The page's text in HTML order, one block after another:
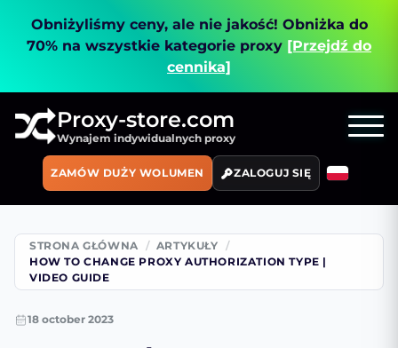
Obniżyliśmy ceny, ale nie jakość! Obniżka do
70% na wszystkie kategorie proxy [Przejdź do
cennika]
Proxy-store.com
Wynajem indywidualnych proxy
ZAMÓW DUŻY WOLUMEN ZALOGUJ SIĘ
STRONA GŁÓWNA
ARTYKUŁY
HOW TO CHANGE PROXY AUTHORIZATION TYPE |
VIDEO GUIDE
18 october 2023